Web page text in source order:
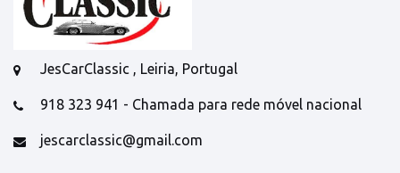
JesCarClassic , Leiria, Portugal
918 323 941 - Chamada para rede móvel nacional
jescarclassic@gmail.com